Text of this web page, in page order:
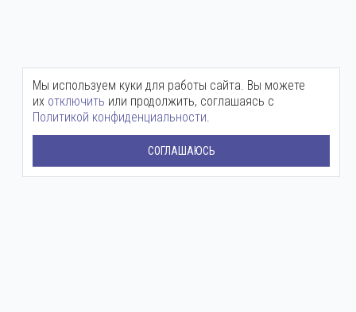
Мы используем куки для работы сайта. Вы можете
их отключить или продолжить, соглашаясь с
Политикой конфиденциальности.
СОГЛАШАЮСЬ